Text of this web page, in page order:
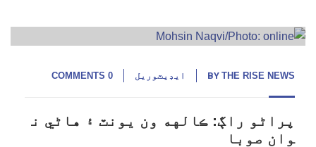
BY THE RISE NEWS ايڊيٽوريل 0 COMMENTS
پراڻو راڳ: ڪالهه ون يونٽ ۽ هاڻي ن
وان صوبا